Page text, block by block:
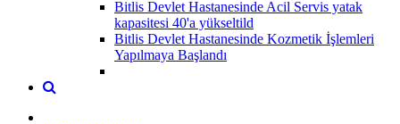
Bitlis Devlet Hastanesinde Acil Servis yatak
kapasitesi 40'a yükseltild
Bitlis Devlet Hastanesinde Kozmetik İşlemleri
Yapılmaya Başlandı